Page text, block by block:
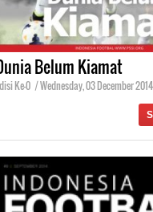
Belum Kiamat
Ke-0 | Wednesday, 03 December 2014